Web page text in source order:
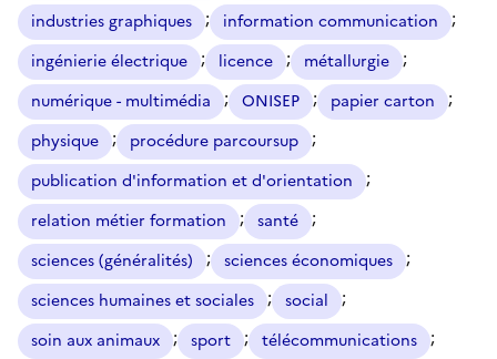
industries graphiques ; information communication ;
ingénierie électrique ; licence ; métallurgie ;
numérique - multimédia ; ONISEP ; papier carton ;
physique ; procédure parcoursup ;
publication d'information et d'orientation ;
relation métier formation ; santé ;
sciences (généralités) ; sciences économiques ;
sciences humaines et sociales ; social ;
soin aux animaux ; sport ; télécommunications ;